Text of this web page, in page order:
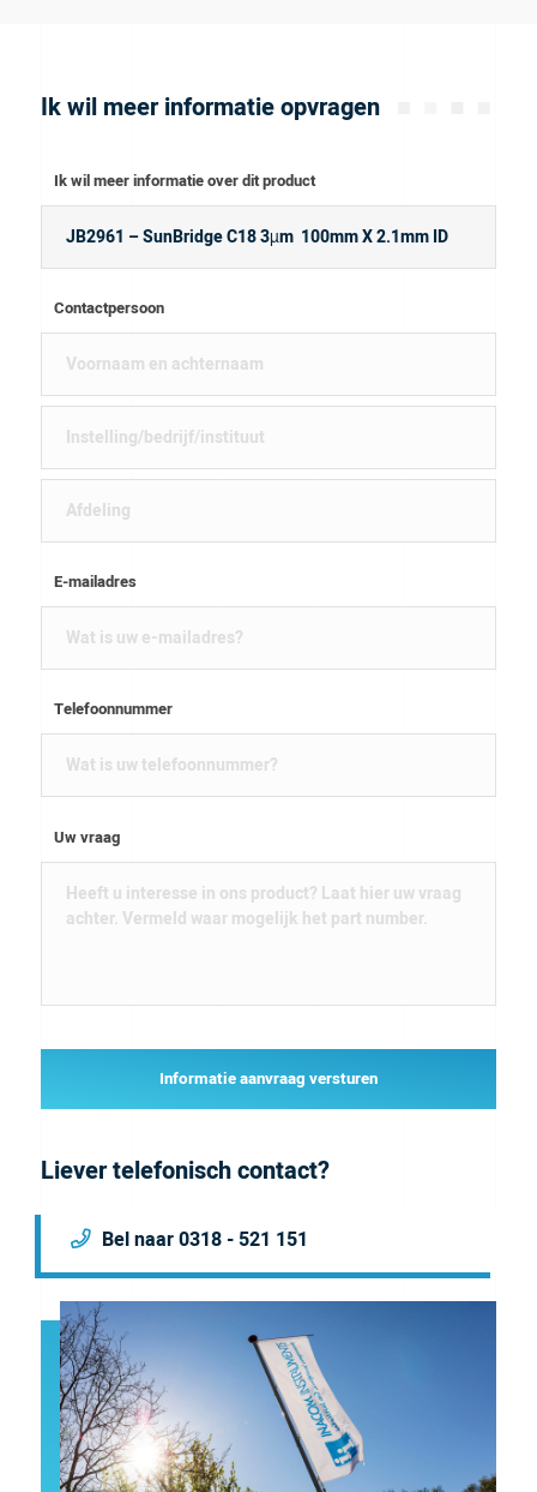
Ik wil meer informatie opvragen
Ik wil meer informatie over dit product
Contactpersoon
E-mailadres
Telefoonnummer
Uw vraag
Informatie aanvraag versturen
Liever telefonisch contact?
Bel naar 0318 - 521 151